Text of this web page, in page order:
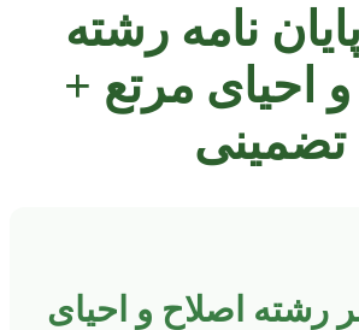
نامه رشته
و احیای مرتع +
تضمینی
رشته اصلاح و احیای